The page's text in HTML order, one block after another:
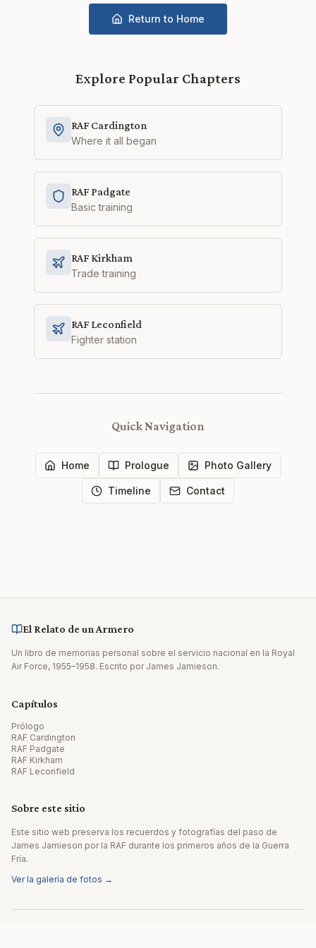
Return to Home
Explore Popular Chapters
RAF Cardington
Where it all began
RAF Padgate
Basic training
RAF Kirkham
Trade training
RAF Leconfield
Fighter station
Quick Navigation
Home Prologue Photo Gallery
Timeline Contact
El Relato de un Armero
Un libro de memorias personal sobre el servicio nacional en la Royal
Air Force, 1955–1958. Escrito por James Jamieson.
Capítulos
Prólogo
RAF Cardington
RAF Padgate
RAF Kirkham
RAF Leconfield
Sobre este sitio
Este sitio web preserva los recuerdos y fotografías del paso de
James Jamieson por la RAF durante los primeros años de la Guerra
Fría.
Ver la galería de fotos →